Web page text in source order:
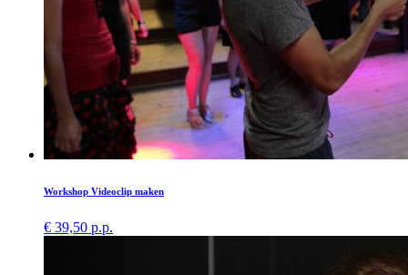
Workshop Videoclip maken
€ 39,50 p.p.